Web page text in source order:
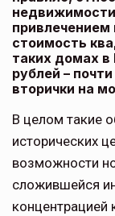
привлечением
стоимость
таких домах
рублей –
вторички на
В целом такие
исторических
возможности
сложившейся
концентрацией